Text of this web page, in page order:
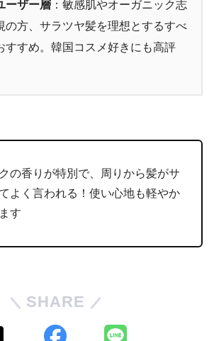
ーザー層 ：敏感肌やオーガニック志
の方、サラツヤ髪を理想とするすべ
すすめ。韓国コスメ好きにも高評
の香りが特別で、周りから髪がサ
よく言われる！使い心地も軽やか
す
SHARE